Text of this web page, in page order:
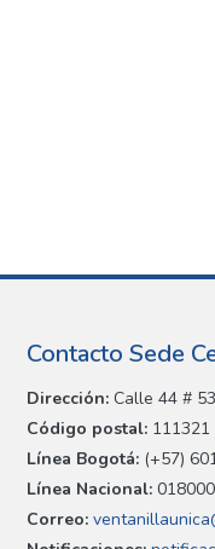
Contacto Sede
Dirección: Calle 44 #
Código postal: 111321
Línea Bogotá: (+57)
Línea Nacional:
Correo: